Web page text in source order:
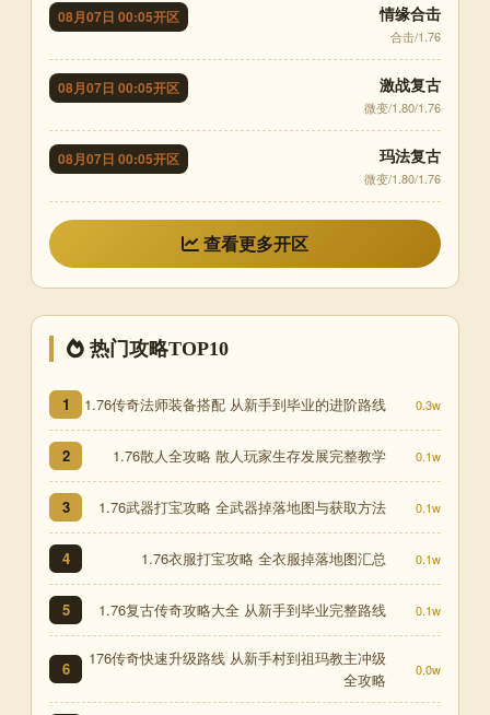
08月07日 00:05开区 情缘合击
合击/1.76
08月07日 00:05开区 激战复古
微变/1.80/1.76
08月07日 00:05开区 玛法复古
微变/1.80/1.76
查看更多开区
热门攻略TOP10
1 1.76传奇法师装备搭配 从新手到毕业的进阶路线 0.3w
2 1.76散人全攻略 散人玩家生存发展完整教学 0.1w
3 1.76武器打宝攻略 全武器掉落地图与获取方法 0.1w
4 1.76衣服打宝攻略 全衣服掉落地图汇总 0.1w
5 1.76复古传奇攻略大全 从新手到毕业完整路线 0.1w
6
176传奇快速升级路线 从新手村到祖玛教主冲级
全攻略
0.0w